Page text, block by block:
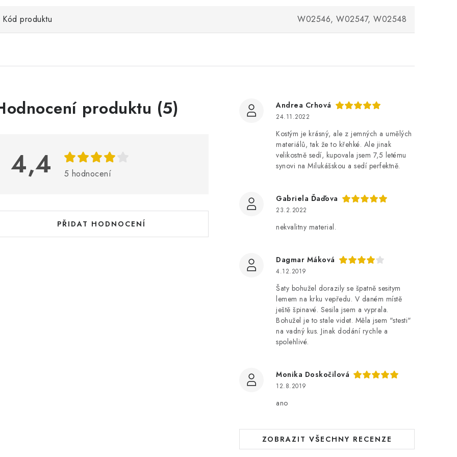
Kód produktu W02546, W02547, W02548
produktu (5)
4,4 5 hodnocení
PŘIDAT HODNOCENÍ
Andrea Crhová
24.11.2022
Kostým je krásný, ale z jemných a umělých
materiálů, tak že to křehké. Ale jinak
velikostně sedí, kupovala jsem 7,5 letému
synovi na Milukášskou a sedí perfektně.
Gabriela Ďaďova
23.2.2022
nekvalitny material.
Dagmar Máková
4.12.2019
Šaty bohužel dorazily se špatně sesitym
lemem na krku vepředu. V daném místě
ještě špinavé. Sesila jsem a vyprala.
Bohužel je to stale videt. Měla jsem "stesti"
na vadný kus. Jinak dodání rychle a
spolehlivé.
Monika Doskočilová
12.8.2019
ano
ZOBRAZIT VŠECHNY RECENZE